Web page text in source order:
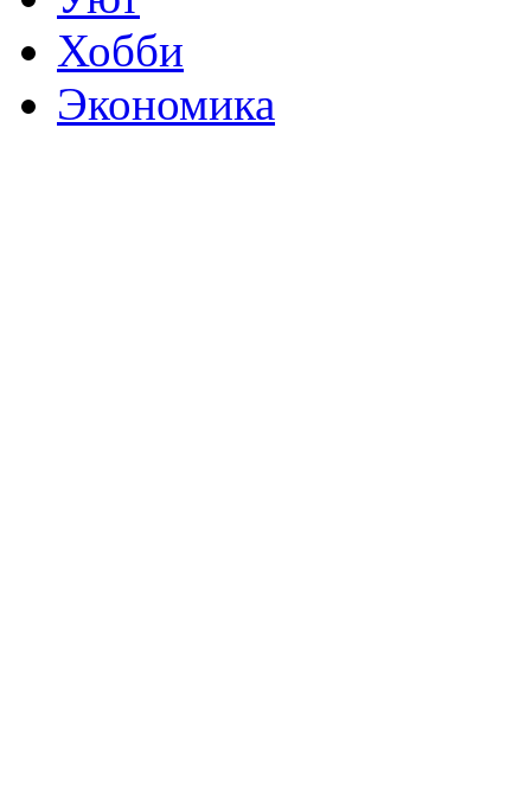
Хобби
Экономика